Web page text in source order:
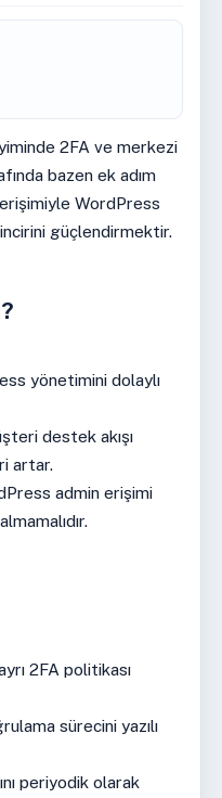
2FA ve merkezi
bazen ek adım
WordPress
güçlendirmektir.
yönetimini dolaylı
destek akışı
artar.
admin erişimi
2FA politikası
sürecini yazılı
periyodik olarak